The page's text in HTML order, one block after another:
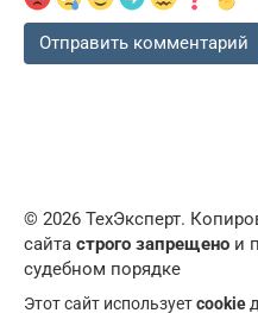
© 2026 ТехЭксперт.
сайта строго запрещено и
судебном порядке
Этот сайт используетcookie